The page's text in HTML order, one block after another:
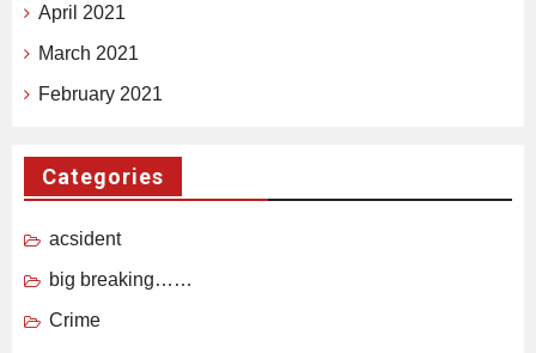
April 2021
March 2021
February 2021
Categories
acsident
big breaking……
Crime